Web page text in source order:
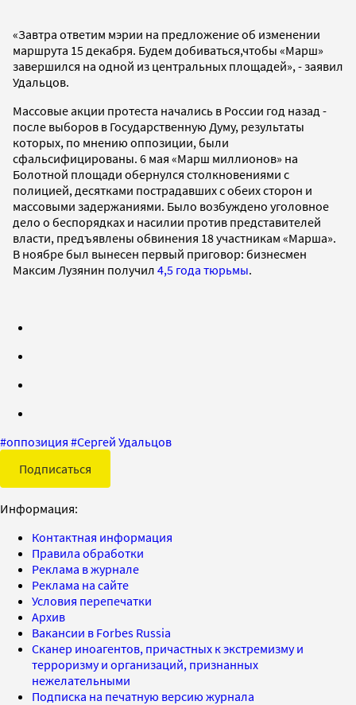
«Завтра ответим мэрии на предложение об изменении
маршрута 15 декабря. Будем добиваться,чтобы «Марш»
завершился на одной из центральных площадей», - заявил
Удальцов.
Массовые акции протеста начались в России год назад -
после выборов в Государственную Думу, результаты
которых, по мнению оппозиции, были
сфальсифицированы. 6 мая «Марш миллионов» на
Болотной площади обернулся столкновениями с
полицией, десятками пострадавших с обеих сторон и
массовыми задержаниями. Было возбуждено уголовное
дело о беспорядках и насилии против представителей
власти, предъявлены обвинения 18 участникам «Марша».
В ноябре был вынесен первый приговор: бизнесмен
Максим Лузянин получил 4,5 года тюрьмы.
#оппозиция #Сергей Удальцов
Подписаться
Информация:
Контактная информация
Правила обработки
Реклама в журнале
Реклама на сайте
Условия перепечатки
Архив
Вакансии в Forbes Russia
Сканер иноагентов, причастных к экстремизму и
терроризму и организаций, признанных
нежелательными
Подписка на печатную версию журнала